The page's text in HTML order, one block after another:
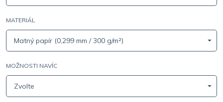
MATERIÁL
Matný papír (0,299 mm / 300 g/m²)
MOŽNOSTI NAVÍC
Zvolte